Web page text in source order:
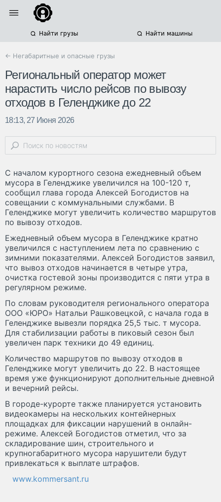
Найти грузы Найти машины
← Негабаритные и опасные грузы
Региональный оператор может
нарастить число рейсов по вывозу
отходов в Геленджике до 22
18:13, 27 Июня 2026
С началом курортного сезона ежедневный объем
мусора в Геленджике увеличился на 100-120 т,
сообщил глава города Алексей Богодистов на
совещании с коммунальными службами. В
Геленджике могут увеличить количество маршрутов
по вывозу отходов.
Ежедневный объем мусора в Геленджике кратно
увеличился с наступлением лета по сравнению с
зимними показателями. Алексей Богодистов заявил,
что вывоз отходов начинается в четыре утра,
очистка гостевой зоны производится с пяти утра в
регулярном режиме.
По словам руководителя регионального оператора
ООО «ЮРО» Натальи Рашковецкой, с начала года в
Геленджике вывезли порядка 25,5 тыс. т мусора.
Для стабилизации работы в пиковый сезон был
увеличен парк техники до 49 единиц.
Количество маршрутов по вывозу отходов в
Геленджике могут увеличить до 22. В настоящее
время уже функционируют дополнительные дневной
и вечерний рейсы.
В городе-курорте также планируется установить
видеокамеры на нескольких контейнерных
площадках для фиксации нарушений в онлайн-
режиме. Алексей Богодистов отметил, что за
складирование шин, строительного и
крупногабаритного мусора нарушители будут
привлекаться к выплате штрафов.
www.kommersant.ru